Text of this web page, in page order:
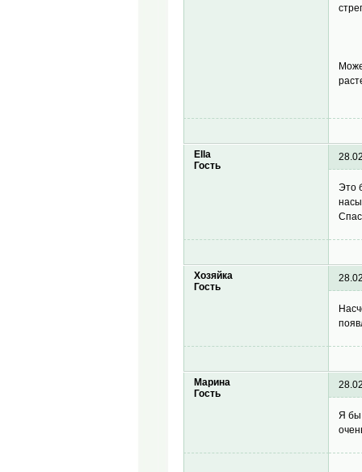
Ella
Гость
Это
Хозяйка
Гость
Марина
Гость
Я бы